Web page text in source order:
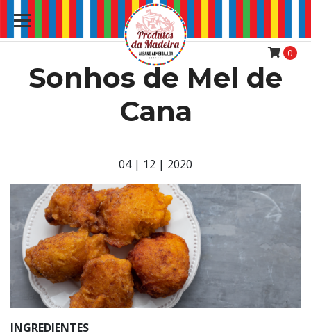
0
Sonhos de Mel de
Cana
04 | 12 | 2020
INGREDIENTES